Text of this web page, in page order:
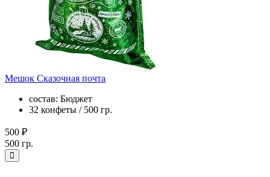
Мешок Сказочная почта
состав: Бюджет
32 конфеты / 500 гр.
500 ₽
500 гр.